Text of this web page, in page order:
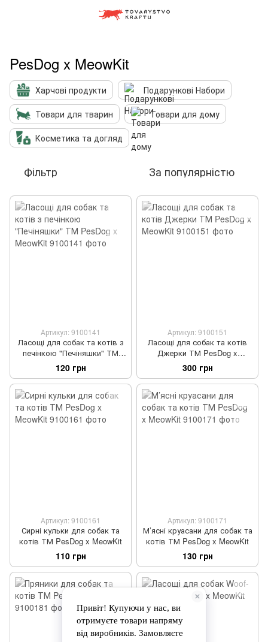
PesDog x MeowKit
Харчові продукти
Подарункові Набори
Товари для тварин
Товари для дому
Косметика та догляд
Фільтр За популярністю
Артикул: 9100141
Ласощі для собак та котів з
печінкою "Печіняшки" ТМ
PesDog x MeowKit
120 грн
Артикул: 9100151
Ласощі для собак та котів
Джерки ТМ PesDog x
MeowKit
300 грн
Артикул: 9100161
Сирні кульки для собак та
котів ТМ PesDog x MeowKit
110 грн
Артикул: 9100171
М’ясні круасани для собак та
котів ТМ PesDog x MeowKit
130 грн